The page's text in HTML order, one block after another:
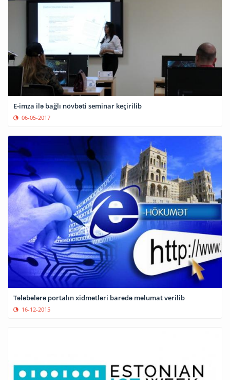
E-imza ilə bağlı növbəti seminar keçirilib
06-05-2017
Tələbələrə portalın xidmətləri barədə məlumat verilib
16-12-2015